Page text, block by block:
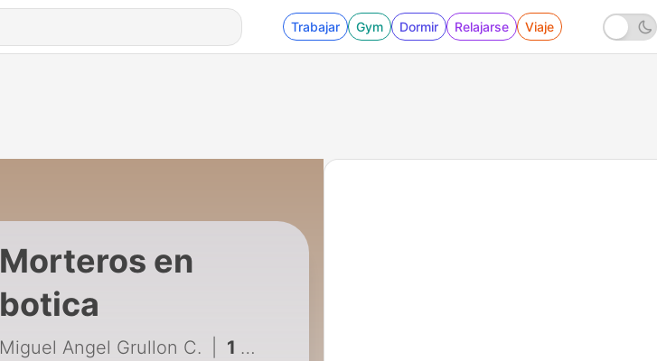
Trabajar Gym Dormir Relajarse Viaje
Morteros en
botica
Miguel Angel Grullon C. 1 - Conociendo "Morteros en botica"